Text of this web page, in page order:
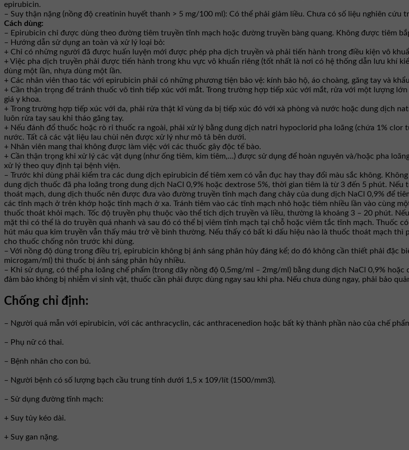
epirubicin.
– Suy thận nặng (nồng độ creatinin huyết thanh > 5 mg/100 ml): Có thể phải giảm liều. Chưa có số liệu nghiên cứu
Cách dùng:
– Epirubicin chỉ được dùng theo đường tiêm truyền tĩnh mạch hoặc đường truyền bàng quang. Không được tiêm
– Hướng dẫn sử dụng an toàn và xử lý loại bỏ:
+ Chỉ có những người đã được huấn luyện mới được phép pha dịch truyền và phải tiến hành trong điều kiện vô
+ Việc pha dịch truyền phải được tiến hành trong khu vực vô khuẩn riêng (tốt nhất là nơi có hệ thống dẫn lưu khí
dùng một lần, nhựa dùng một lần.
+ Các nhân viên thao tác với epirubicin phải có những phương tiện bảo vệ: kính bảo hộ, áo choàng, găng tay và
+ Cần thận trọng để tránh thuốc vô tình tiếp xúc với mắt. Trong trường hợp tiếp xúc với mắt, rửa với một lượng
giá y khoa.
+ Trong trường hợp tiếp xúc với da, phải rửa thật kĩ vùng da bị tiếp xúc đó với xà phòng và nước hoặc dung dịch
luôn rửa tay sau khi tháo găng tay.
+ Nếu đánh đổ thuốc hoặc rò rỉ thuốc ra ngoài, phải xử lý bằng dung dịch natri hypoclorid pha loãng (chứa 1%
nước. Tất cả các vật liệu lau chùi nên được xử lý như mô tả bên dưới.
+ Nhân viên mang thai không được làm việc với các thuốc gây độc tế bào.
+ Cần thận trọng khi xử lý các vật dụng (như ống tiêm, kim tiêm,…) được sử dụng để hoàn nguyên và/hoặc pha
xử lý theo quy định tại bệnh viện.
– Trước khi dùng phải kiểm tra các dung dịch epirubicin để tiêm xem có vẫn đục hay thay đổi màu sắc không.
dung dịch thuốc đã pha loãng trong dung dịch NaCl 0,9% hoặc dextrose 5%, thời gian tiêm là từ 3 đến 5 phút.
thoát mạch, dung dịch thuốc nên được đưa vào đường truyền tĩnh mạch đang chảy của dung dịch NaCl 0,9% để
các tĩnh mạch ở trên khớp hoặc tĩnh mạch ở xa. Tránh tiêm vào các tĩnh mạch nhỏ hoặc tiêm nhiều lần vào cùng
thuốc thoát khỏi mạch. Tốc độ truyền phụ thuộc vào thể tích dịch truyền và liều, thường là khoảng 3 – 20 phút.
mặt thì có thể là do truyền quá nhanh và sau đó có thể bị viêm tĩnh mạch tại chỗ hoặc viêm tắc tĩnh mạch. Thuốc
hút máu qua kim truyền vẫn thấy máu trở về bình thường. Nếu thấy có bất kì dấu hiệu nào là thuốc thoát mạch thì
cho thuốc chống nôn trước khi dùng.
– Với nồng độ dùng trong điều trị, epirubicin không bị ánh sáng phân hủy đáng kể; do đó không cần thiết phải đặc
microgam/ml) thì thuốc bị ánh sáng phân hủy nhiều.
– Khi sử dụng, có thể pha loãng chế phẩm (trong dãy nồng độ 0,5mg/ml – 2mg/ml) bằng dung dịch NaCl 0,9%
đảm bảo không bị nhiễm vi sinh vật, thuốc cần phải được dùng ngay sau khi pha. Nếu chưa dùng ngay, phải bảo
Chống chỉ định:
– Người quá mẫn với epirubicin, với các anthracyclin, các anthracenedion hoặc bất kỳ thành phần nào của chế
– Phụ nữ có thai.
– Bệnh nhân cho con bú.
– Người bệnh có số lượng bạch cầu trung tính dưới 1,5 x 109/lít (1500/mm3).
– Sử dụng đường tĩnh mạch:
+ Suy tủy kéo dài.
+ Suy gan nặng.